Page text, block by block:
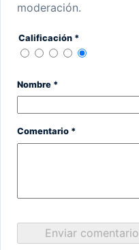
moderación.
Calificación *
Nombre *
Comentario *
Enviar comentario